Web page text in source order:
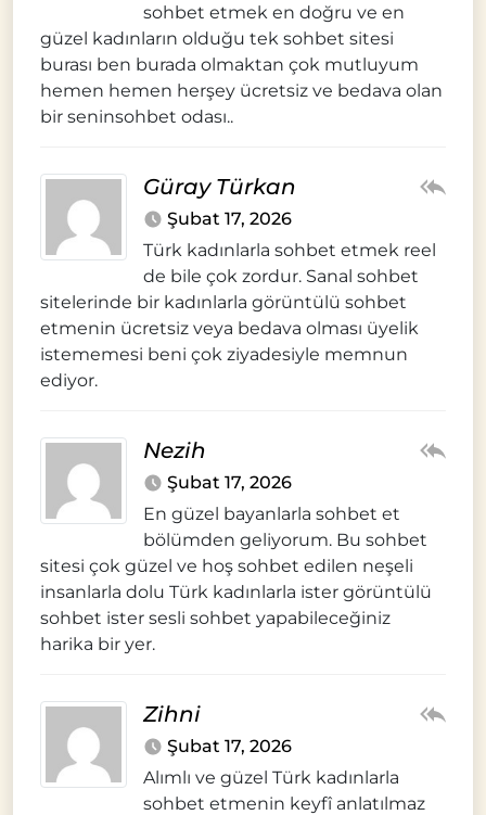
sohbet etmek en doğru ve en
güzel kadınların olduğu tek sohbet sitesi
burası ben burada olmaktan çok mutluyum
hemen hemen herşey ücretsiz ve bedava olan
bir seninsohbet odası..
Güray Türkan
Şubat 17, 2026
Türk kadınlarla sohbet etmek reel
de bile çok zordur. Sanal sohbet
sitelerinde bir kadınlarla görüntülü sohbet
etmenin ücretsiz veya bedava olması üyelik
istememesi beni çok ziyadesiyle memnun
ediyor.
Nezih
Şubat 17, 2026
En güzel bayanlarla sohbet et
bölümden geliyorum. Bu sohbet
sitesi çok güzel ve hoş sohbet edilen neşeli
insanlarla dolu Türk kadınlarla ister görüntülü
sohbet ister sesli sohbet yapabileceğiniz
harika bir yer.
Zihni
Şubat 17, 2026
Alımlı ve güzel Türk kadınlarla
sohbet etmenin keyfî anlatılmaz